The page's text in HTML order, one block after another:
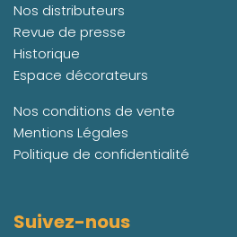
Nos distributeurs
Revue de presse
Historique
Espace décorateurs
Nos conditions de vente
Mentions Légales
Politique de confidentialité
Suivez-nous